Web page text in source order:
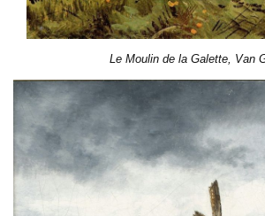
Le Moulin de la Galette, Van